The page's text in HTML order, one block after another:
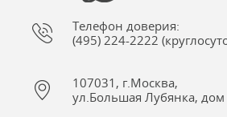
Телефон доверия:
(495) 224-2222
107031, г.Москва,
ул.Большая Лубянка, дом